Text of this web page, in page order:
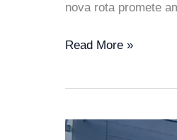
nova rota promete
GOL
Grande-
Read More »